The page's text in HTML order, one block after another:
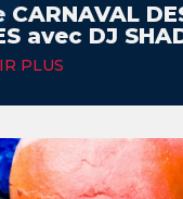
CARNAVAL
avec DJ
PLUS